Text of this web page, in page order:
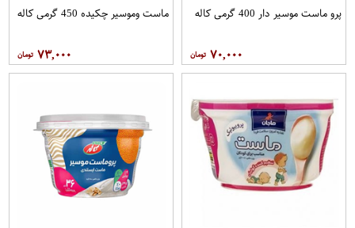
پرو ماست موسیر دار 400 گرمی کاله
۷۰,۰۰۰
ماست وموسیر چکیده 450 گرمی کاله
۷۳,۰۰۰